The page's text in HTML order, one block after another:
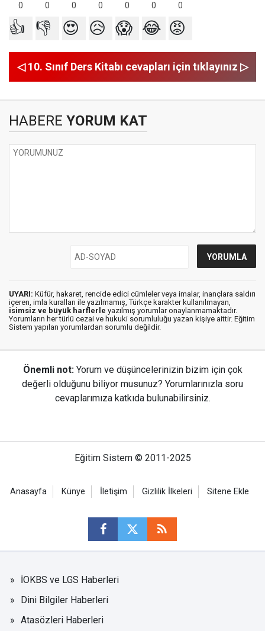
0 0 0 0 0 0 0
👍 👎 😍 😥 😱 😂 😡
◁ 10. Sınıf Ders Kitabı cevapları için tıklayınız ▷
HABERE YORUM KAT
UYARI: Küfür, hakaret, rencide edici cümleler veya imalar, inançlara saldırı
içeren, imla kuralları ile yazılmamış, Türkçe karakter kullanılmayan,
isimsiz ve büyük harflerle yazılmış yorumlar onaylanmamaktadır.
Yorumların her türlü cezai ve hukuki sorumluluğu yazan kişiye aittir. Eğitim
Sistem yapılan yorumlardan sorumlu değildir.
Önemli not: Yorum ve düşüncelerinizin bizim için çok
değerli olduğunu biliyor musunuz? Yorumlarınızla soru
cevaplarımıza katkıda bulunabilirsiniz.
Eğitim Sistem © 2011-2025
Anasayfa Künye İletişim Gizlilik İlkeleri Sitene Ekle
İOKBS ve LGS Haberleri
Dini Bilgiler Haberleri
Atasözleri Haberleri